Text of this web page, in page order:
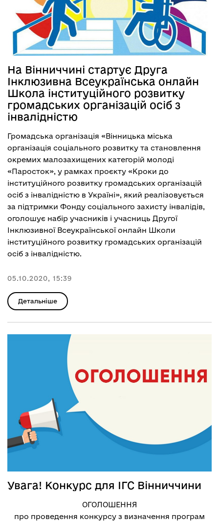
На Вінниччині стартує Друга
Інклюзивна Всеукраїнська онлайн
Школа інституційного розвитку
громадських організацій осіб з
інвалідністю
Громадська організація «Вінницька міська
організація соціального розвитку та становлення
окремих малозахищених категорій молоді
«Паросток», у рамках проєкту «Кроки до
інституційного розвитку громадських організацій
осіб з інвалідністю в Україні», який реалізовується
за підтримки Фонду соціального захисту інвалідів,
оголошує набір учасників і учасниць Другої
Інклюзивної Всеукраїнської онлайн Школи
інституційного розвитку громадських організацій
осіб з інвалідністю.
05.10.2020, 15:39
Детальніше
Увага! Конкурс для ІГС Вінниччини
ОГОЛОШЕННЯ
про проведення конкурсу з визначення програм